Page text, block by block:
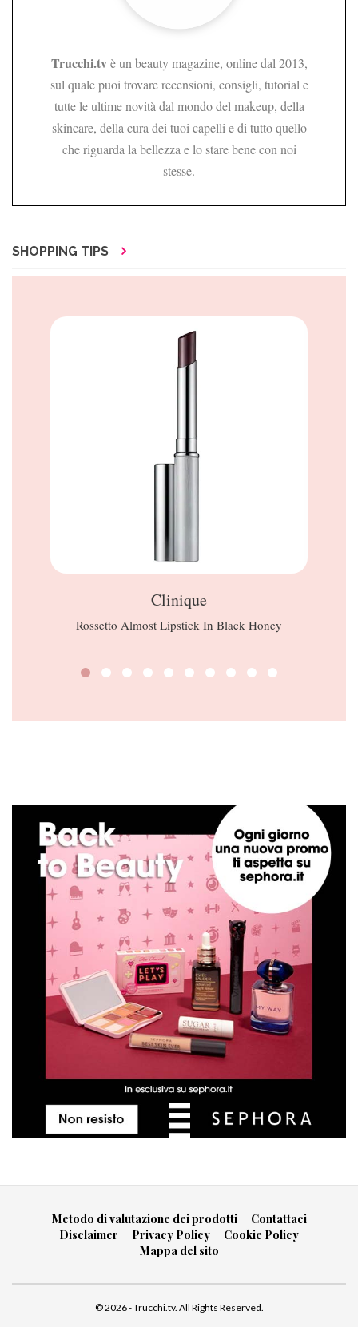
Trucchi.tvè un beauty magazine, online dal 2013,
sul quale puoi trovare recensioni, consigli, tutorial e
tutte le ultime novità dal mondo del makeup, della
skincare, della cura dei tuoi capelli e di tutto quello
che riguarda la bellezza e lo stare bene con noi
stesse.
SHOPPING TIPS
Clinique
Rossetto Almost Lipstick In Black Honey
Metodo di valutazione dei prodotti
Contattaci
Disclaimer
Privacy Policy
Cookie Policy
Mappa del sito
© 2026 - Trucchi.tv. All Rights Reserved.